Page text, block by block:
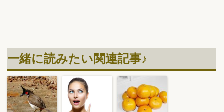
一緒に読みたい関連記事♪